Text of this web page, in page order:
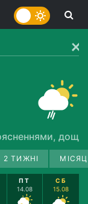
дощ
2 ТИЖНІ
ПТ
14.08
СБ
15.08